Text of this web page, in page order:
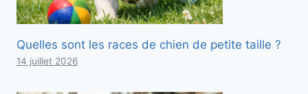
Quelles sont les races de chien de petite taille ?
14 juillet 2026